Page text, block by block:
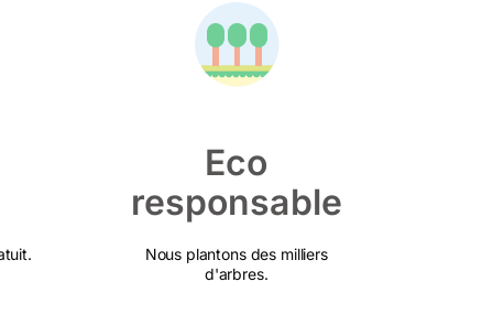
Eco
responsable
Nous plantons des milliers
d'arbres.